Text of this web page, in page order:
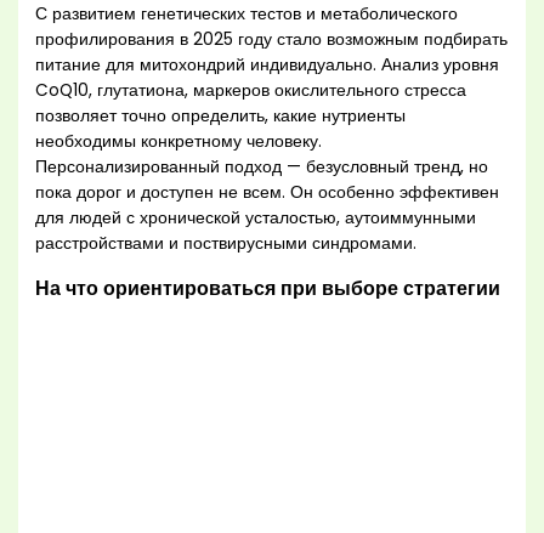
С развитием генетических тестов и метаболического
профилирования в 2025 году стало возможным подбирать
питание для митохондрий индивидуально. Анализ уровня
CoQ10, глутатиона, маркеров окислительного стресса
позволяет точно определить, какие нутриенты
необходимы конкретному человеку.
Персонализированный подход — безусловный тренд, но
пока дорог и доступен не всем. Он особенно эффективен
для людей с хронической усталостью, аутоиммунными
расстройствами и поствирусными синдромами.
На что ориентироваться при выборе стратегии